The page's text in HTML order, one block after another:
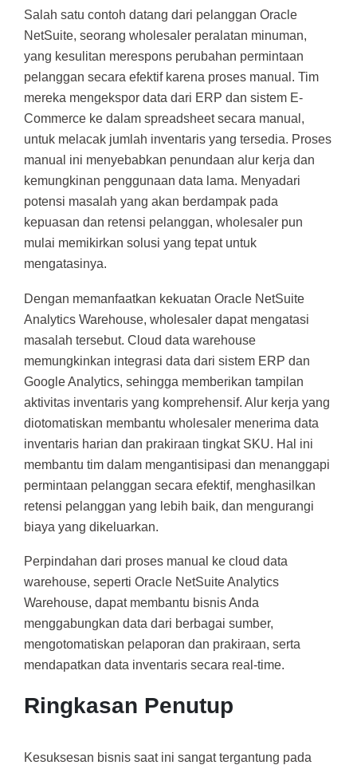
Salah satu contoh datang dari pelanggan Oracle
NetSuite, seorang wholesaler peralatan minuman,
yang kesulitan merespons perubahan permintaan
pelanggan secara efektif karena proses manual. Tim
mereka mengekspor data dari ERP dan sistem E-
Commerce ke dalam spreadsheet secara manual,
untuk melacak jumlah inventaris yang tersedia. Proses
manual ini menyebabkan penundaan alur kerja dan
kemungkinan penggunaan data lama. Menyadari
potensi masalah yang akan berdampak pada
kepuasan dan retensi pelanggan, wholesaler pun
mulai memikirkan solusi yang tepat untuk
mengatasinya.
Dengan memanfaatkan kekuatan Oracle NetSuite
Analytics Warehouse, wholesaler dapat mengatasi
masalah tersebut. Cloud data warehouse
memungkinkan integrasi data dari sistem ERP dan
Google Analytics, sehingga memberikan tampilan
aktivitas inventaris yang komprehensif. Alur kerja yang
diotomatiskan membantu wholesaler menerima data
inventaris harian dan prakiraan tingkat SKU. Hal ini
membantu tim dalam mengantisipasi dan menanggapi
permintaan pelanggan secara efektif, menghasilkan
retensi pelanggan yang lebih baik, dan mengurangi
biaya yang dikeluarkan.
Perpindahan dari proses manual ke cloud data
warehouse, seperti Oracle NetSuite Analytics
Warehouse, dapat membantu bisnis Anda
menggabungkan data dari berbagai sumber,
mengotomatiskan pelaporan dan prakiraan, serta
mendapatkan data inventaris secara real-time.
Ringkasan Penutup
Kesuksesan bisnis saat ini sangat tergantung pada